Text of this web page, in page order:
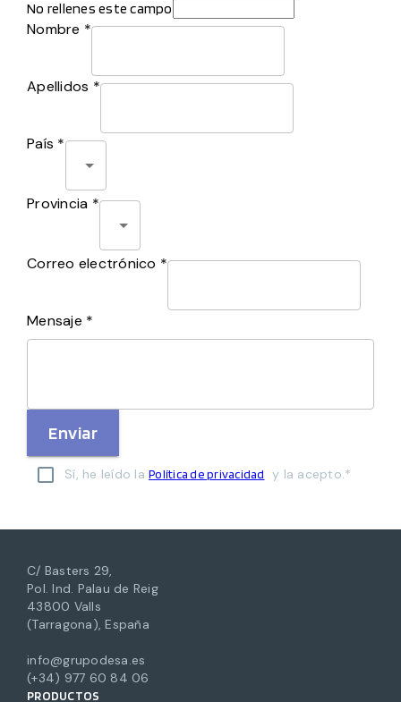
No rellenes este campo
Nombre *
Apellidos *
País *
Provincia *
Correo electrónico *
Mensaje *
Enviar
Sí, he leído la Política de privacidad y la acepto.*
C/ Basters 29,
Pol. Ind. Palau de Reig
43800 Valls
(Tarragona), España
info@grupodesa.es
(+34) 977 60 84 06
PRODUCTOS